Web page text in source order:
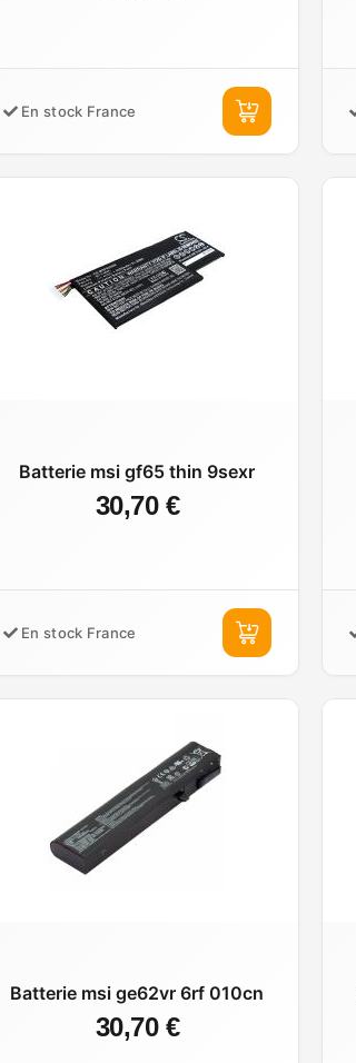
En stock France
Batterie msi gf65 thin 9sexr
30,70 €
En stock France
Batterie msi ge62vr 6rf 010cn
30,70 €